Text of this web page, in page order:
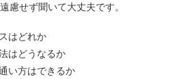
慮せず聞いて大丈夫です。
はどれか
はどうなるか
い方はできるか